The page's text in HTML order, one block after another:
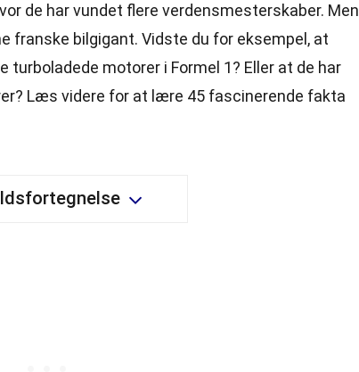
de har vundet flere verdensmesterskaber. Men
franske bilgigant. Vidste du for eksempel, at
motorer i Formel 1? Eller at de har
Læs videre for at lære 45 fascinerende fakta